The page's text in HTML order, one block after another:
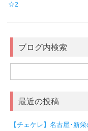
☆2
ブログ内検索
索:
最近の投稿
【チェケレ】名古屋･新